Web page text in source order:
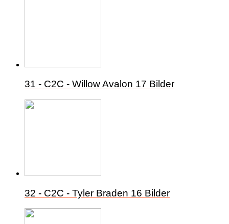
31 - C2C - Willow Avalon 17 Bilder
32 - C2C - Tyler Braden 16 Bilder